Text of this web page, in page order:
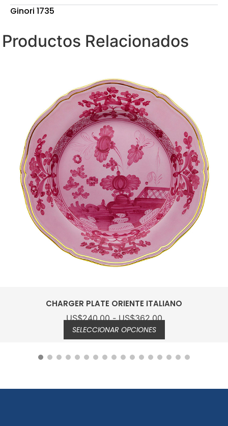
Ginori 1735
Productos Relacionados
ORIENTE ITALIANO DINNER PLATE
US$181.00
SELECCIONAR OPCIONES